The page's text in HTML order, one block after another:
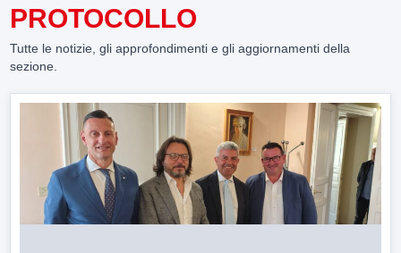
PROTOCOLLO
Tutte le notizie, gli approfondimenti e gli aggiornamenti della
sezione.